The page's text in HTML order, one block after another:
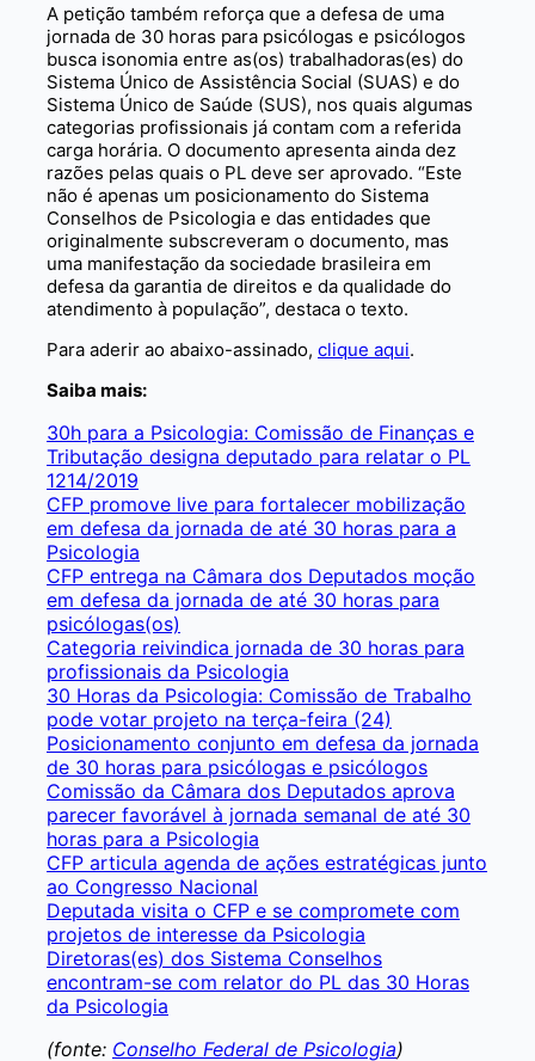
A petição também reforça que a defesa de uma
jornada de 30 horas para psicólogas e psicólogos
busca isonomia entre as(os) trabalhadoras(es) do
Sistema Único de Assistência Social (SUAS) e do
Sistema Único de Saúde (SUS), nos quais algumas
categorias profissionais já contam com a referida
carga horária. O documento apresenta ainda dez
razões pelas quais o PL deve ser aprovado. “Este
não é apenas um posicionamento do Sistema
Conselhos de Psicologia e das entidades que
originalmente subscreveram o documento, mas
uma manifestação da sociedade brasileira em
defesa da garantia de direitos e da qualidade do
atendimento à população”, destaca o texto.
Para aderir ao abaixo-assinado, clique aqui.
Saiba mais:
30h para a Psicologia: Comissão de Finanças e
Tributação designa deputado para relatar o PL
1214/2019
CFP promove live para fortalecer mobilização
em defesa da jornada de até 30 horas para a
Psicologia
CFP entrega na Câmara dos Deputados moção
em defesa da jornada de até 30 horas para
psicólogas(os)
Categoria reivindica jornada de 30 horas para
profissionais da Psicologia
30 Horas da Psicologia: Comissão de Trabalho
pode votar projeto na terça-feira (24)
Posicionamento conjunto em defesa da jornada
de 30 horas para psicólogas e psicólogos
Comissão da Câmara dos Deputados aprova
parecer favorável à jornada semanal de até 30
horas para a Psicologia
CFP articula agenda de ações estratégicas junto
ao Congresso Nacional
Deputada visita o CFP e se compromete com
projetos de interesse da Psicologia
Diretoras(es) dos Sistema Conselhos
encontram-se com relator do PL das 30 Horas
da Psicologia
(fonte: Conselho Federal de Psicologia)